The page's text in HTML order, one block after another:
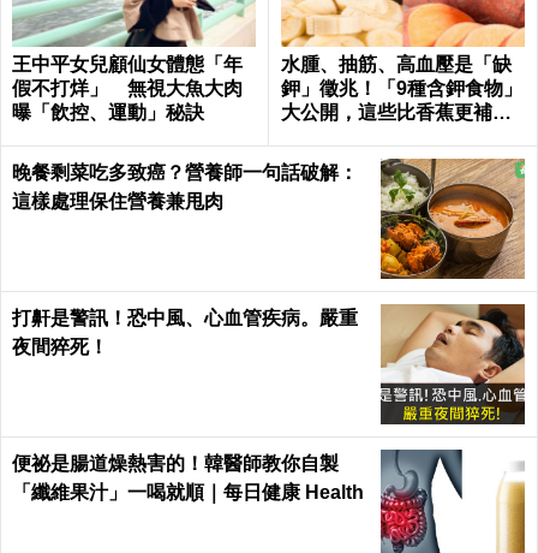
王中平女兒顧仙女體態「年
假不打烊」 無視大魚大肉
曝「飲控、運動」秘訣
水腫、抽筋、高血壓是「缺
鉀」徵兆！「9種含鉀食物」
大公開，這些比香蕉更補鉀
晚餐剩菜吃多致癌？營養師一句話破解：
這樣處理保住營養兼甩肉
打鼾是警訊！恐中風、心血管疾病。嚴重
夜間猝死！
便祕是腸道燥熱害的！韓醫師教你自製
「纖維果汁」一喝就順｜每日健康 Health